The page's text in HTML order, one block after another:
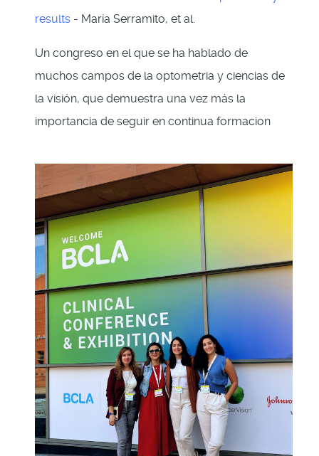
results - María Serramito, et al.
Un congreso en el que se ha hablado de
muchos campos de la optometria y ciencias de
la visión, que demuestra una vez más la
importancia de seguir en continua formacion